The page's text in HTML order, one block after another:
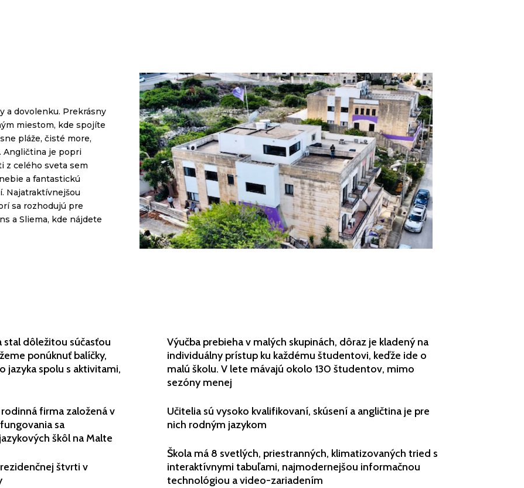
a dovolenku. Prekrásny
miestom, kde spojíte
pláže, čisté more,
Angličtina je popri
z celého sveta sem
a fantastickú
Najatraktívnejšou
sa rozhodujú pre
aSliema, kde nájdete
stal dôležitou súčasťou
ponúknuť balíčky,
jazyka spolu s aktivitami,
firma založená v
sa
škôl na Malte
štvrti v
Výučba prebieha v malých skupinách, dôraz je kladený na
individuálny prístup ku každému študentovi, keďže ide o
malú školu. V lete mávajú okolo 130 študentov, mimo
sezóny menej
Učitelia sú vysoko kvalifikovaní, skúsení a angličtina je pre
nich rodným jazykom
Škola má 8 svetlých, priestranných, klimatizovaných tried s
interaktívnymi tabuľami, najmodernejšou informačnou
technológiou a video-zariadením